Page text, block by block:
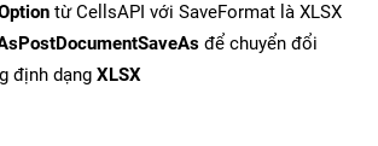
từ CellsAPI với SaveFormat là XLSX
để chuyển đổi
định dạng XLSX